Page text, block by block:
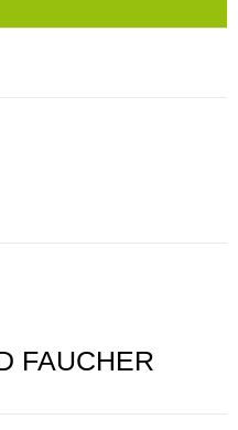
FAUCHER